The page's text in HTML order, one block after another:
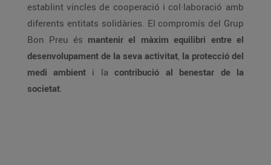
establint vincles de cooperació i col·laboració amb
diferents entitats solidàries. El compromís del Grup
Bon Preu és mantenir el màxim equilibri entre el
desenvolupament de la seva activitat, la protecció del
medi ambient i la contribució al benestar de la
societat.